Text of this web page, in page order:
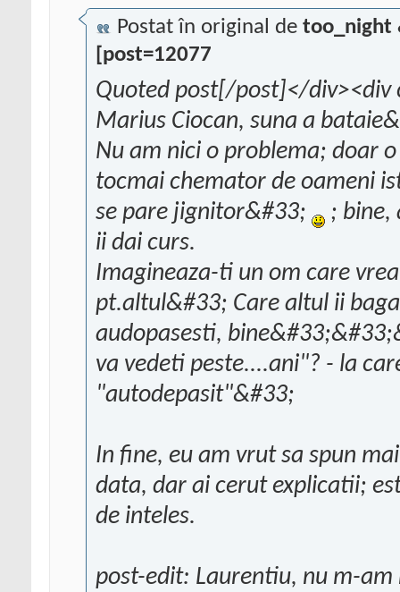
Postat în original de too_night
[post=12077
Quoted post[/post]</div><div
Marius Ciocan, suna a
Nu am nici o problema; doar
tocmai chemator de oameni
se pare jignitor&#33;
; bine,
ii dai curs.
Imagineaza-ti un om care
pt.altul&#33; Care altul ii
audopasesti,
va vedeti peste....ani"? - la
"autodepasit"&#33;
In fine, eu am vrut sa spun
data, dar ai cerut explicatii;
de inteles.
post-edit: Laurentiu, nu m-